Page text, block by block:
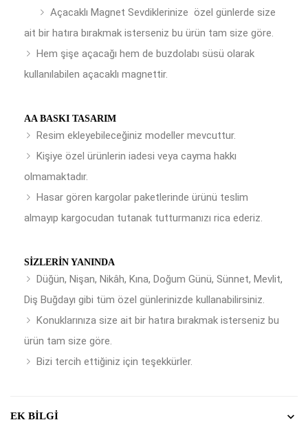
Açacaklı Magnet Sevdiklerinize özel günlerde size
ait bir hatıra bırakmak isterseniz bu ürün tam size göre.
Hem şişe açacağı hem de buzdolabı süsü olarak
kullanılabilen açacaklı magnettir.
AA BASKI TASARIM
Resim ekleyebileceğiniz modeller mevcuttur.
Kişiye özel ürünlerin iadesi veya cayma hakkı
olmamaktadır.
Hasar gören kargolar paketlerinde ürünü teslim
almayıp kargocudan tutanak tutturmanızı rica ederiz.
SIZLERIN YANINDA
Düğün, Nişan, Nikâh, Kına, Doğum Günü, Sünnet, Mevlit,
Diş Buğdayı gibi tüm özel günlerinizde kullanabilirsiniz.
Konuklarınıza size ait bir hatıra bırakmak isterseniz bu
ürün tam size göre.
Bizi tercih ettiğiniz için teşekkürler.
EK BILGI